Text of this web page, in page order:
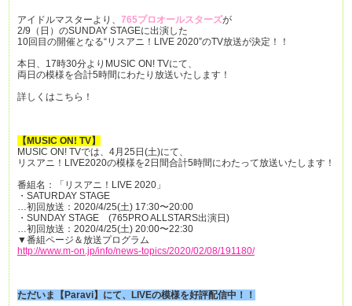
アイドルマスターより、 765プロオールスターズが
2/9（日）のSUNDAY STAGEに出演した
10回目の開催となる“リスアニ！LIVE 2020”のTV放送が決定！！
本日、17時30分よりMUSIC ON! TVにて、
両日の模様を合計5時間にわたり放送いたします！
詳しくはこちら！
【MUSIC ON! TV】
MUSIC ON! TVでは、4月25日(土)にて、
リスアニ！LIVE2020の模様を2日間合計5時間にわたって放送いたします！
番組名：「リスアニ！LIVE 2020」
・SATURDAY STAGE
…初回放送：2020/4/25(土) 17:30〜20:00
・SUNDAY STAGE (765PRO ALLSTARS出演日)
…初回放送：2020/4/25(土) 20:00〜22:30
▼番組ページ＆放送プログラム
http://www.m-on.jp/info/news-topics/2020/02/08/191180/
ただいま【Paravi】にて、LIVEの模様を好評配信中！！